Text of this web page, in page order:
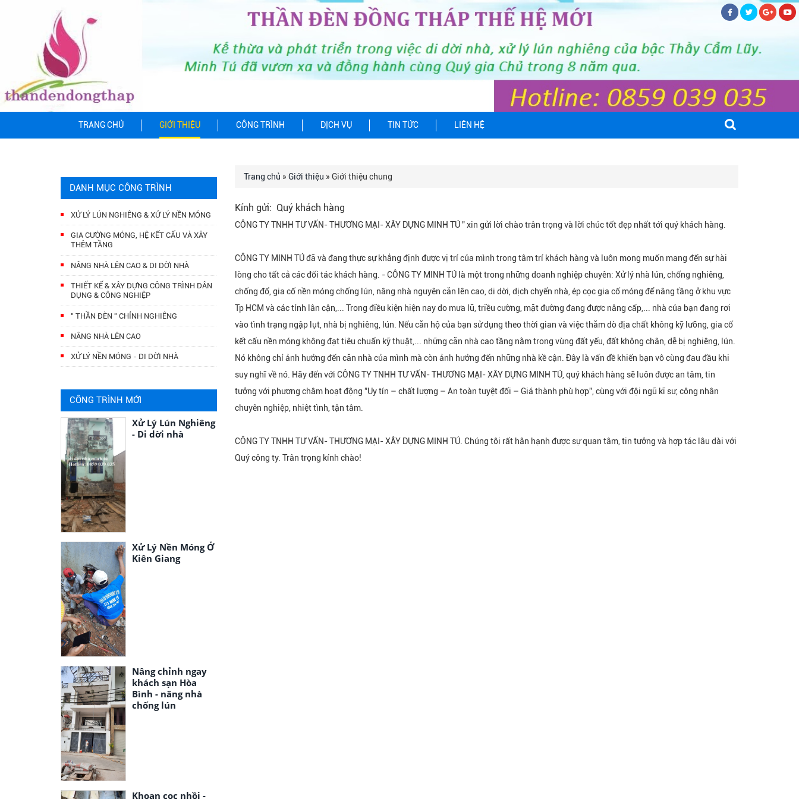
TRANG CHỦ GIỚI THIỆU CÔNG TRÌNH DỊCH VỤ TIN TỨC LIÊN HỆ
DANH MỤC CÔNG TRÌNH
XỬ LÝ LÚN NGHIÊNG & XỬ LÝ NỀN MÓNG
GIA CƯỜNG MÓNG, HỆ KẾT CẤU VÀ XÂY
THÊM TẦNG
NÂNG NHÀ LÊN CAO & DI DỜI NHÀ
THIẾT KẾ & XÂY DỰNG CÔNG TRÌNH DÂN
DỤNG & CÔNG NGHIỆP
" THẦN ĐÈN " CHỈNH NGHIÊNG
NÂNG NHÀ LÊN CAO
XỬ LÝ NỀN MÓNG - DI DỜI NHÀ
CÔNG TRÌNH MỚI
Xử Lý Lún Nghiêng
- Di dời nhà
Xử Lý Nền Móng Ở
Kiên Giang
Nâng chỉnh ngay
khách sạn Hòa
Bình - nâng nhà
chống lún
Khoan cọc nhồi -
Trang chủ » Giới thiệu » Giới thiệu chung
Kính gửi: Quý khách hàng
CÔNG TY TNHH TƯ VẤN- THƯƠNG MẠI- XÂY DỰNG MINH TÚ " xin gửi lời chào trân trọng và lời chúc tốt đẹp nhất tới quý khách hàng.
CÔNG TY MINH TÚ đã và đang thực sự khẳng định được vị trí của mình trong tâm trí khách hàng và luôn mong muốn mang đến sự hài
lòng cho tất cả các đối tác khách hàng. - CÔNG TY MINH TÚ là một trong những doanh nghiệp chuyên: Xử lý nhà lún, chống nghiêng,
chống đổ, gia cố nền móng chống lún, nâng nhà nguyên căn lên cao, di dời, dịch chyển nhà, ép cọc gia cố móng để nâng tầng ở khu vực
Tp HCM và các tỉnh lân cận,... Trong điều kiện hiện nay do mưa lũ, triều cường, mặt đường đang được nâng cấp,... nhà của bạn đang rơi
vào tình trạng ngập lụt, nhà bị nghiêng, lún. Nếu căn hộ của bạn sử dụng theo thời gian và việc thăm dò địa chất không kỹ lưỡng, gia cố
kết cấu nền móng không đạt tiêu chuẩn kỹ thuật,... những căn nhà cao tầng nằm trong vùng đất yếu, đất không chân, dễ bị nghiêng, lún.
Nó không chỉ ảnh hưởng đến căn nhà của mình mà còn ảnh hưởng đến những nhà kề cận. Đây là vấn đề khiến bạn vô cùng đau đầu khi
suy nghĩ về nó. Hãy đến với CÔNG TY TNHH TƯ VẤN- THƯƠNG MẠI- XÂY DỰNG MINH TÚ, quý khách hàng sẽ luôn được an tâm, tin
tưởng với phương châm hoạt động ”Uy tín – chất lượng – An toàn tuyệt đối – Giá thành phù hợp”, cùng với đội ngũ kĩ sư, công nhân
chuyên nghiệp, nhiệt tình, tận tâm.
CÔNG TY TNHH TƯ VẤN- THƯƠNG MẠI- XÂY DỰNG MINH TÚ. Chúng tôi rất hân hạnh được sự quan tâm, tin tưởng và hợp tác lâu dài với
Quý công ty. Trân trọng kính chào!